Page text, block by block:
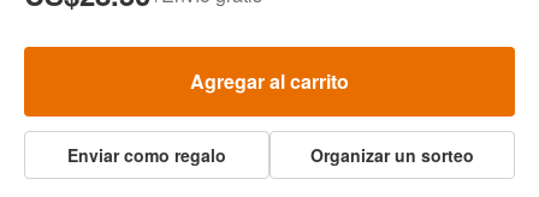
Agregar al carrito
Enviar como regalo Organizar un sorteo